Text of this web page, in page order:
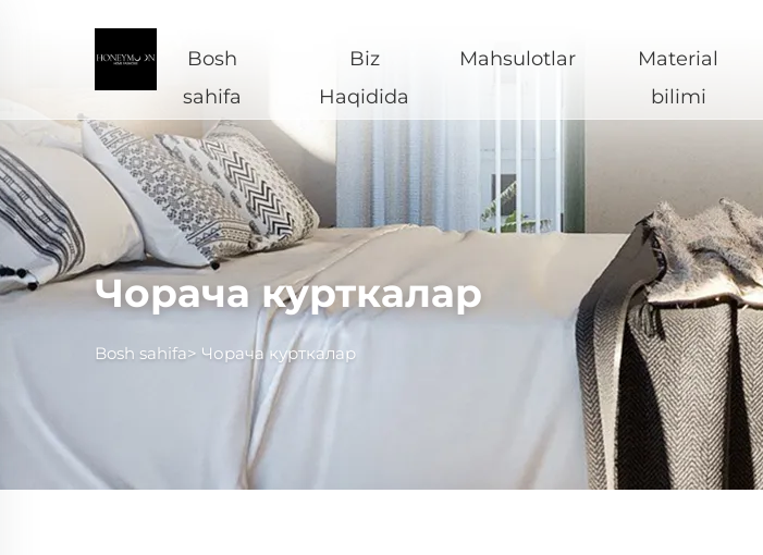
Bosh
sahifa
Biz
Haqidida
Mahsulotlar
Material
bilimi
Чорача курткалар
Bosh sahifa> Чорача курткалар